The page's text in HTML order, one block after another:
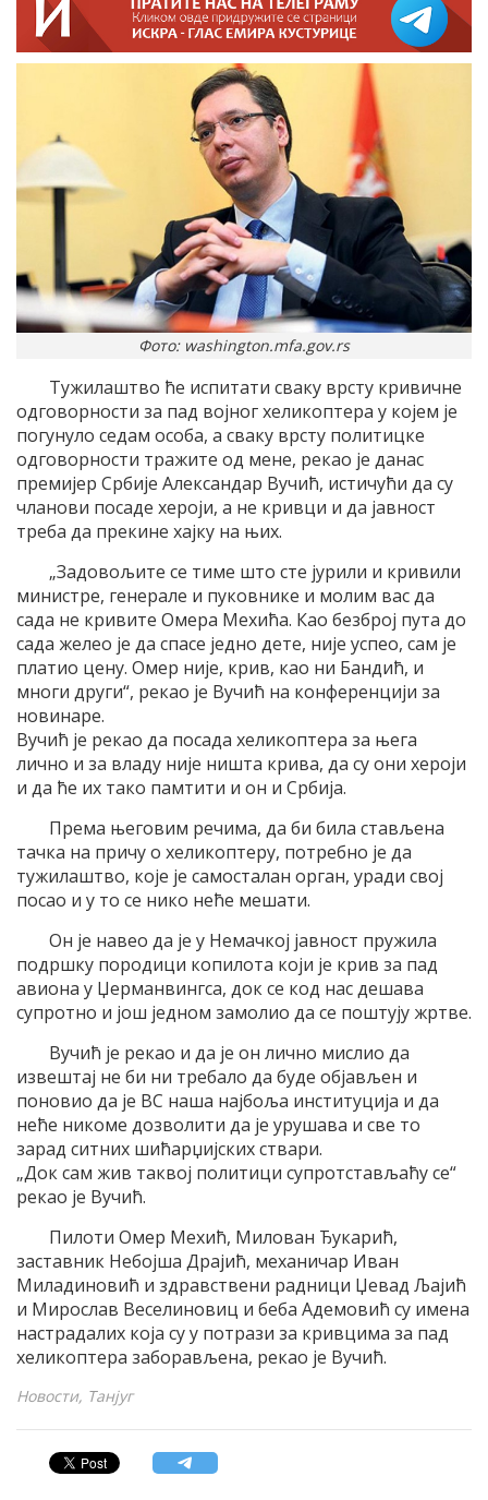
Фото: washington.mfa.gov.rs
Тужилаштво ће испитати сваку врсту кривичне
одговорности за пад војног хеликоптера у којем је
погунуло седам особа, а сваку врсту политицке
одговорности тражите од мене, рекао је данас
премијер Србије Александар Вучић, истичући да су
чланови посаде хероји, а не кривци и да јавност
треба да прекине хајку на њих.
„Задовољите се тиме што сте јурили и кривили
министре, генерале и пуковнике и молим вас да
сада не кривите Омера Мехића. Као безброј пута до
сада желео је да спасе једно дете, није успео, сам је
платио цену. Омер није, крив, као ни Бандић, и
многи други“, рекао је Вучић на конференцији за
новинаре.
Вучић је рекао да посада хеликоптера за њега
лично и за владу није ништа крива, да су они хероји
и да ће их тако памтити и он и Србија.
Према његовим речима, да би била стављена
тачка на причу о хеликоптеру, потребно је да
тужилаштво, које је самосталан орган, уради свој
посао и у то се нико неће мешати.
Он је навео да је у Немачкој јавност пружила
подршку породици копилота који је крив за пад
авиона у Џерманвингса, док се код нас дешава
супротно и још једном замолио да се поштују жртве.
Вучић је рекао и да је он лично мислио да
извештај не би ни требало да буде објављен и
поновио да је ВС наша најбоља институција и да
неће никоме дозволити да је урушава и све то
зарад ситних шићарџијских ствари.
„Док сам жив таквој политици супротстављаћу се“
рекао је Вучић.
Пилоти Омер Мехић, Милован Ђукарић,
заставник Небојша Драјић, механичар Иван
Миладиновић и здравствени радници Џевад Љајић
и Мирослав Веселиновиц и беба Адемовић су имена
настрадалих која су у потрази за кривцима за пад
хеликоптера заборављена, рекао је Вучић.
Новости, Танјуг